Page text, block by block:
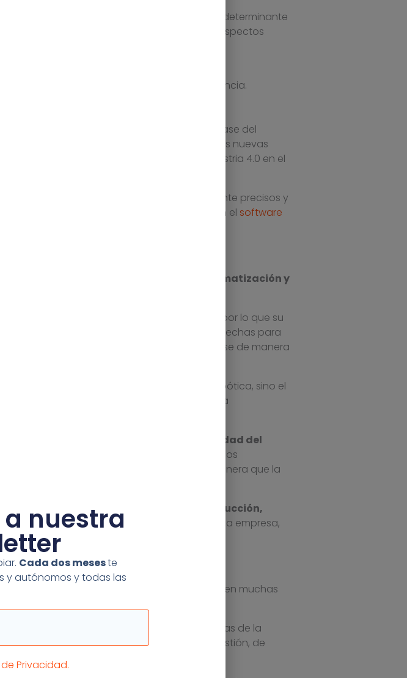
masas, representando una transformación determinante
da un papel determinante a dos aspectos
de manera que se pueda mejorar la eficiencia.
de los trabajadores.
con el tiempo, continúa hoy suponiendo la base del
significativo que ha supuesto el auge de las nuevas
que ha supuesto la digitalización y la industria 4.0 en el
con sistemas extremadamente precisos y
tiempo real. Además, las industrias utilizan el software
actuales
años. Como se ha apuntaba,
la automatización y
mucho más rápida, segura y eficiente, por lo que su
Las
actuales están hechas para
de producción que permiten adaptarse de manera
no es únicamente la introducción de la robótica, sino el
los responsables de cada industria hacer una
llevar un adecuado
control de la trazabilidad del
realizar un seguimiento de los procesos
de cada área de fabricación, de manera que la
todos los procesos del negocio, como
producción,
un control integral de todos los procesos de la empresa,
la eficiencia y minimizar los errores.
una realidad que ya estaba presente en muchas
la interconectividad entre todas las áreas de la
datos continuamente al sistema de gestión, de
de software de fabricación.
nuestra
Cada dos meseste
y autónomos y todas las
Privacidad.